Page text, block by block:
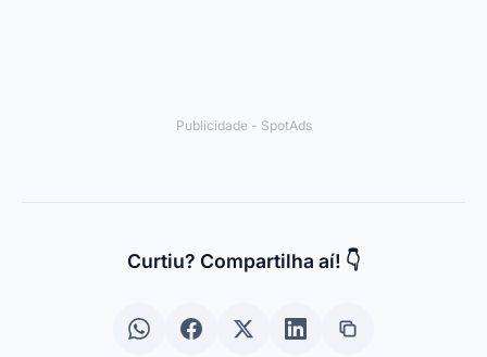
Publicidade - SpotAds
Curtiu? Compartilha aí! 👇